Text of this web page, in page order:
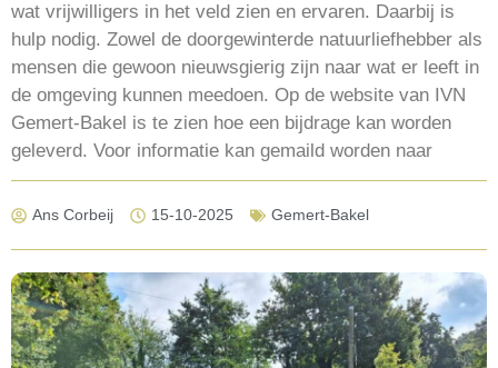
wat vrijwilligers in het veld zien en ervaren. Daarbij is
hulp nodig. Zowel de doorgewinterde natuurliefhebber als
mensen die gewoon nieuwsgierig zijn naar wat er leeft in
de omgeving kunnen meedoen. Op de website van IVN
Gemert-Bakel is te zien hoe een bijdrage kan worden
geleverd. Voor informatie kan gemaild worden naar
Ans Corbeij 15-10-2025 Gemert-Bakel